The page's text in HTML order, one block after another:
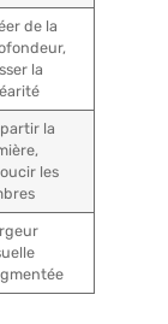
de la
la
la
les